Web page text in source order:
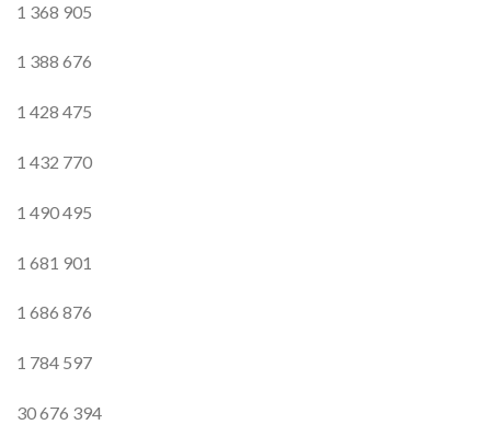
1 368 905
1 388 676
1 428 475
1 432 770
1 490 495
1 681 901
1 686 876
1 784 597
30 676 394